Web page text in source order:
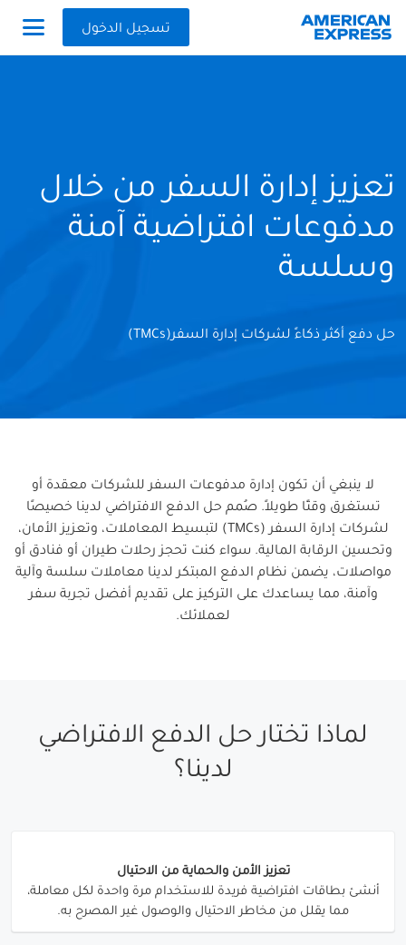
تسجيل الدخول
تعزيز إدارة السفر من خلال
مدفوعات افتراضية آمنة
وسلسة
حل دفع أكثر ذكاءً لشركات إدارة السفر(TMCs)
لا ينبغي أن تكون إدارة مدفوعات السفر للشركات معقدة أو
تستغرق وقتًا طويلاً. صُمم حل الدفع الافتراضي لدينا خصيصًا
لشركات إدارة السفر (TMCs) لتبسيط المعاملات، وتعزيز الأمان،
وتحسين الرقابة المالية. سواء كنت تحجز رحلات طيران أو فنادق أو
مواصلات، يضمن نظام الدفع المبتكر لدينا معاملات سلسة وآلية
وآمنة، مما يساعدك على التركيز على تقديم أفضل تجربة سفر
لعملائك.
لماذا تختار حل الدفع الافتراضي
لدينا؟
تعزيز الأمن والحماية من الاحتيال
أنشئ بطاقات افتراضية فريدة للاستخدام مرة واحدة لكل معاملة،
مما يقلل من مخاطر الاحتيال والوصول غير المصرح به.